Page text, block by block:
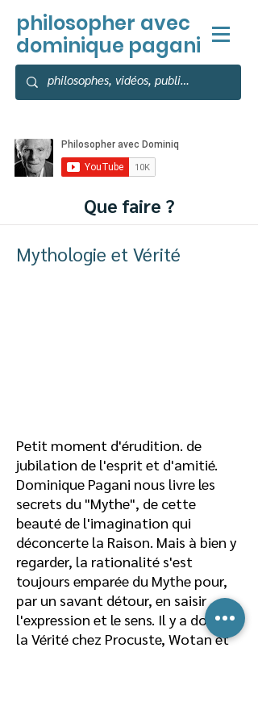
philosopher avec
dominique pagani
Que faire ?
Mythologie et Vérité
Petit moment d'érudition. de
jubilation de l'esprit et d'amitié.
Dominique Pagani nous livre les
secrets du "Mythe", de cette
beauté de l'imagination qui
déconcerte la Raison. Mais à bien y
regarder, la rationalité s'est
toujours emparée du Mythe pour,
par un savant détour, en saisir
l'expression et le sens. Il y a donc de
la Vérité chez Procuste, Wotan et